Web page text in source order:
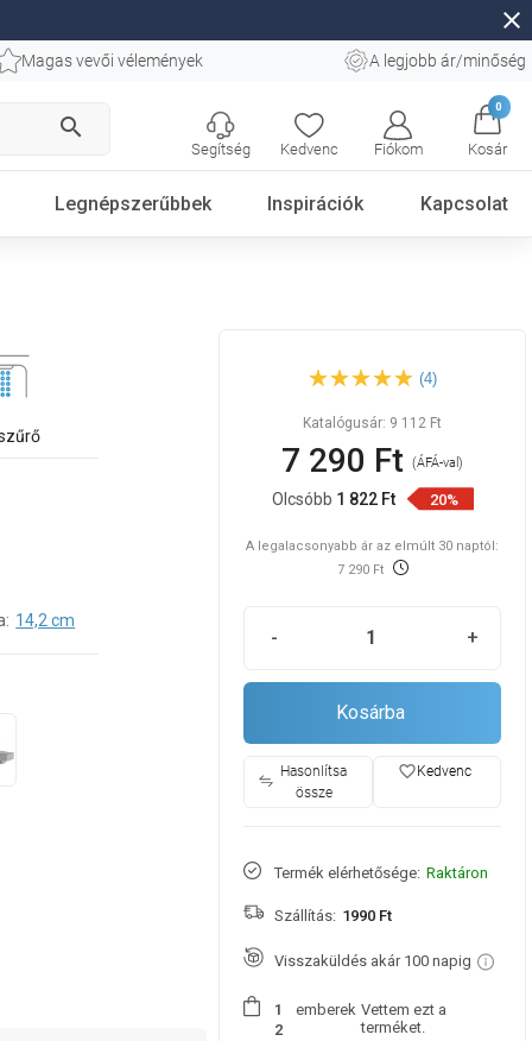
close
Magas vevői vélemények A legjobb ár/minőség
search
Kedvenc Fiókom
0
Kosár
Segítség
Legnépszerűbbek Inspirációk Kapcsolat
14,2 cm
kád kifolyó, rózsaarany -
(4)
Katalógusár: 9 112 Ft
7 290 Ft(ÁFÁ-val)
Olcsóbb 1 822 Ft 20%
A legalacsonyabb ár az elmúlt 30 naptól:
7 290 Ft
- +
Kosárba
Hasonlítsa
össze
favorite_borderKedvenc
Termék elérhetősége: Raktáron
Szállítás: 1990 Ft
Visszaküldés akár 100 napig
1
2
emberek Vettem ezt a
terméket.